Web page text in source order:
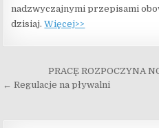
nadzwyczajnymi przepisami
dzisiaj.Więcej>>
Nawigacja wpisu
PRACĘ ROZPOCZYNA
← Regulacje na pływalni